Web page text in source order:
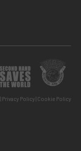
Privacy Policy Cookie Policy